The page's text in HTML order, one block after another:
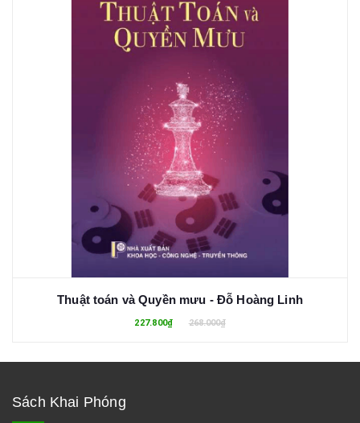
Thuật toán và Quyền mưu - Đỗ Hoàng Linh
227.800₫ 268.000₫
Sách Khai Phóng